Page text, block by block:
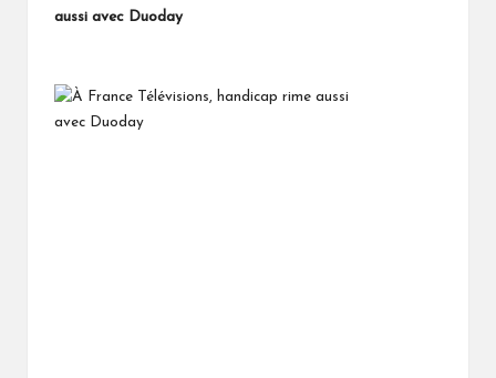
aussi avec Duoday